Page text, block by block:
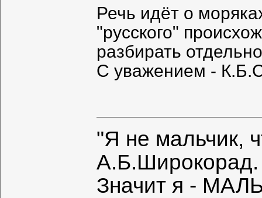
Речь идёт о
"русского"
разбирать
С уважением -
"Я не мальчик,
А.Б.Широкорад.
Значит я -